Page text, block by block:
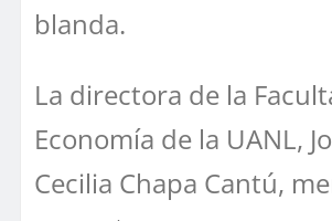
blanda.
La directora de la
Economía de la UANL,
Cecilia Chapa Cantú,